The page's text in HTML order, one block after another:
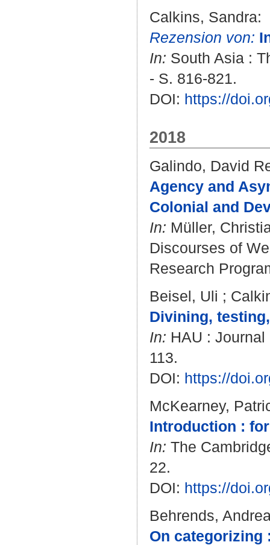
Calkins, Sandra:
Rezension von:
In: South Asia :
- S. 816-821.
DOI: https://
2018
Galindo, David
Agency and
Colonial and
In: Müller,
Discourses of
Research
Beisel, Uli ;
Divining,
In: HAU :
113.
DOI: https://
McKearney,
Introduction :
In: The
22.
DOI: https://
Behrends,
On